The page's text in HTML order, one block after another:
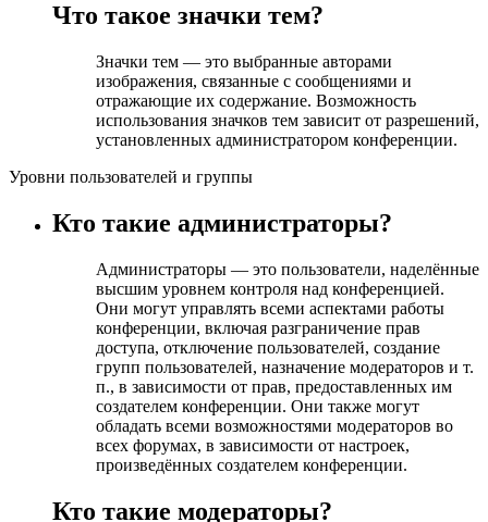
Что такое значки тем?
Значки тем — это выбранные авторами
изображения, связанные с сообщениями и
отражающие их содержание. Возможность
использования значков тем зависит от разрешений,
установленных администратором конференции.
Уровни пользователей и группы
Кто такие администраторы?
Администраторы — это пользователи, наделённые
высшим уровнем контроля над конференцией.
Они могут управлять всеми аспектами работы
конференции, включая разграничение прав
доступа, отключение пользователей, создание
групп пользователей, назначение модераторов и т.
п., в зависимости от прав, предоставленных им
создателем конференции. Они также могут
обладать всеми возможностями модераторов во
всех форумах, в зависимости от настроек,
произведённых создателем конференции.
Кто такие модераторы?